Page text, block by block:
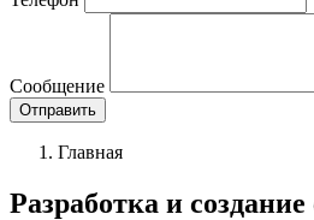
Сообщение
Отправить
Главная
Разработка и